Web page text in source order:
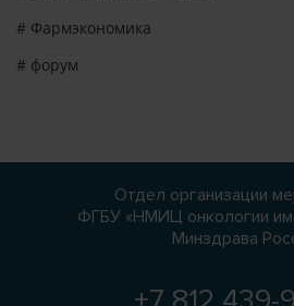
# Фармэкономика
# форум
Отдел организации
ФГБУ «НМИЦ онкологии
Минздрава